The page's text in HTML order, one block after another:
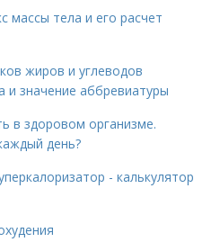
массы тела и его расчет
жиров и углеводов
и значение аббревиатуры
в здоровом организме.
день?
- калькулятор